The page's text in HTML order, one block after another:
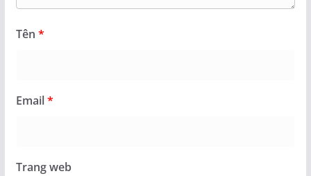
Tên *
Email*
Trang web